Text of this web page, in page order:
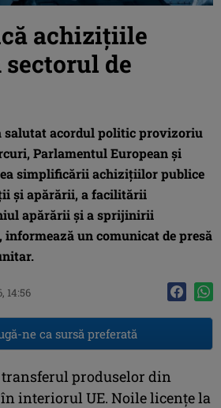
achiziţiile
de
salutat acordul politic provizoriu
Parlamentul European şi
simplificării achiziţiilor publice
şi apărării, a facilitării
apărării şi a sprijinirii
un comunicat de presă
14:56
ne ca sursă preferată
produselor din
interiorul UE. Noile licenţe la